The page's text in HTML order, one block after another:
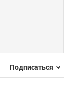
Подписаться